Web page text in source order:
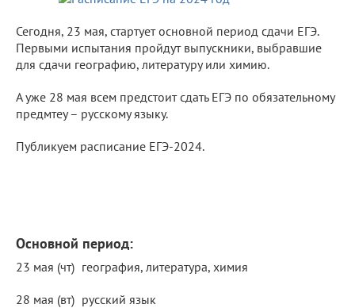
Сегодня, 23 мая, стартует основной период сдачи ЕГЭ.
Первыми испытания пройдут выпускники, выбравшие
для сдачи географию, литературу или химию.
А уже 28 мая всем предстоит сдать ЕГЭ по обязательному
предмтеу – русскому языку.
Публикуем расписание ЕГЭ-2024.
Основной период:
23 мая (чт) география, литература, химия
28 мая (вт) русский язык